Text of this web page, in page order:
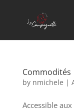
Commodités
by nmichele |
Accessible